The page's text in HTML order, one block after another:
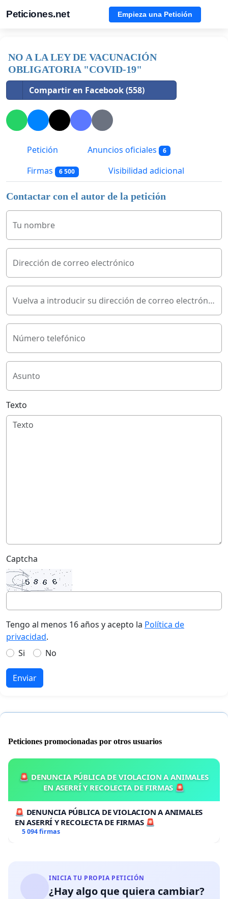
Peticiones.net Empieza una Petición
NO A LA LEY DE VACUNACIÓN
OBLIGATORIA "COVID-19"
Compartir en Facebook (558)
Petición Anuncios oficiales 6
Firmas 6 500 Visibilidad adicional
Contactar con el autor de la petición
Tu nombre
Dirección de correo electrónico
Vuelva a introducir su dirección de correo electrónico
Número telefónico
Asunto
Texto
Captcha
Tengo al menos 16 años y acepto la Política de
privacidad.
Si
No
Enviar
Peticiones promocionadas por otros usuarios
🚨 DENUNCIA PÚBLICA DE VIOLACION A ANIMALES
EN ASERRÍ Y RECOLECTA DE FIRMAS 🚨
🚨 DENUNCIA PÚBLICA DE VIOLACION A ANIMALES
EN ASERRÍ Y RECOLECTA DE FIRMAS 🚨
5 094 firmas
INICIA TU PROPIA PETICIÓN
¿Hay algo que quiera cambiar?